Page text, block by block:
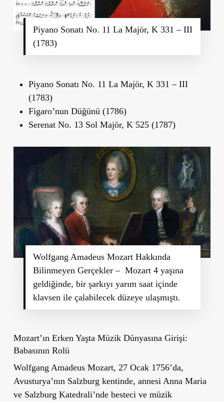
Piyano Sonatı No. 11 La Majör, K 331 – III
(1783)
Piyano Sonatı No. 11 La Majör, K 331 – III
(1783)
Figaro’nun Düğünü (1786)
Serenat No. 13 Sol Majör, K 525 (1787)
Wolfgang Amadeus Mozart Hakkında
Bilinmeyen Gerçekler – Mozart 4 yaşına
geldiğinde, bir şarkıyı yarım saat içinde
klavsen ile çalabilecek düzeye ulaşmıştı.
Mozart’ın Erken Yaşta Müzik Dünyasına Girişi:
Babasının Rolü
Wolfgang Amadeus Mozart, 27 Ocak 1756’da,
Avusturya’nın Salzburg kentinde, annesi Anna Maria
ve Salzburg Katedrali’nde besteci ve müzik